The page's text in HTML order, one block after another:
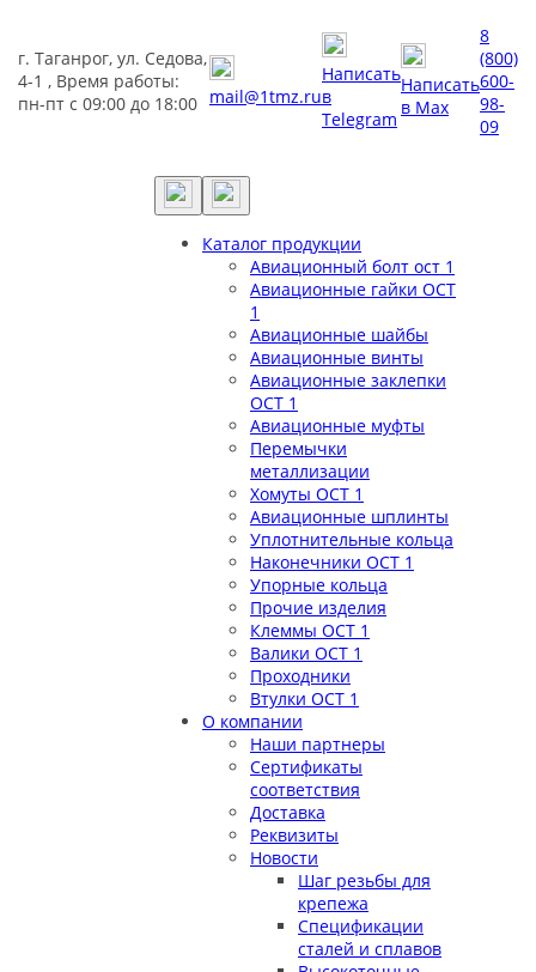
г. Таганрог, ул. Седова,
4-1 , Время работы:
пн-пт с 09:00 до 18:00 mail@1tmz.ru
Написать
в
Telegram
Написать
в Max
8
(800)
600-
98-
09
Каталог продукции
Авиационный болт ост 1
Авиационные гайки ОСТ
1
Авиационные шайбы
Авиационные винты
Авиационные заклепки
ОСТ 1
Авиационные муфты
Перемычки
металлизации
Хомуты ОСТ 1
Авиационные шплинты
Уплотнительные кольца
Наконечники ОСТ 1
Упорные кольца
Прочие изделия
Клеммы ОСТ 1
Валики ОСТ 1
Проходники
Втулки ОСТ 1
О компании
Наши партнеры
Сертификаты
соответствия
Доставка
Реквизиты
Новости
Шаг резьбы для
крепежа
Спецификации
сталей и сплавов